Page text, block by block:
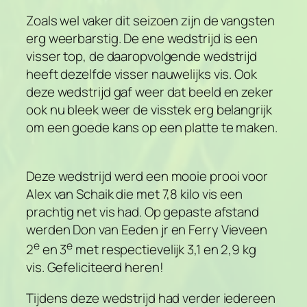
Zoals wel vaker dit seizoen zijn de vangsten
erg weerbarstig. De ene wedstrijd is een
visser top, de daaropvolgende wedstrijd
heeft dezelfde visser nauwelijks vis. Ook
deze wedstrijd gaf weer dat beeld en zeker
ook nu bleek weer de visstek erg belangrijk
om een goede kans op een platte te maken.
Deze wedstrijd werd een mooie prooi voor
Alex van Schaik die met 7,8 kilo vis een
prachtig net vis had. Op gepaste afstand
werden Don van Eeden jr en Ferry Vieveen
2een 3e met respectievelijk 3,1 en 2,9 kg
vis. Gefeliciteerd heren!
Tijdens deze wedstrijd had verder iedereen